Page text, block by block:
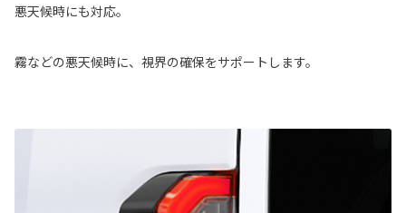
悪天候時にも対応。
霧などの悪天候時に、視界の確保をサポートします。